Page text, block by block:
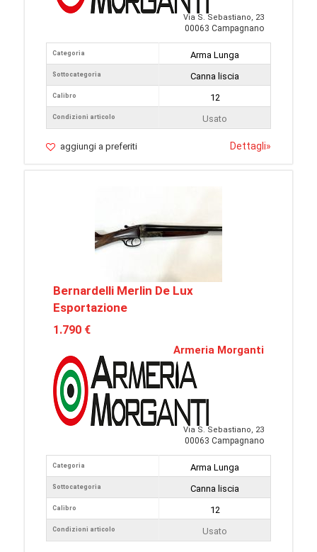
Via S. Sebastiano, 23
00063 Campagnano
Categoria
Sottocategoria
Calibro
Condizioni articolo
Arma Lunga
Canna liscia
12
Usato
aggiungi a preferiti Dettagli»
Bernardelli Merlin De Lux
Esportazione
1.790 €
Armeria Morganti
Via S. Sebastiano, 23
00063 Campagnano
Categoria
Sottocategoria
Calibro
Condizioni articolo
Arma Lunga
Canna liscia
12
Usato